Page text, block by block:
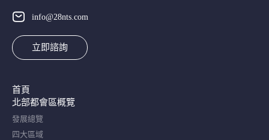
info@28nts.com
立即諮詢
首頁
北部都會區概覽​
發展總覽
四大區域